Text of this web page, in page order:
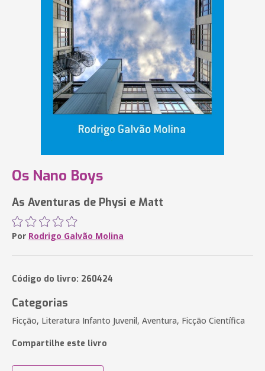
Os Nano Boys
As Aventuras de Physi e Matt
Por Rodrigo Galvão Molina
Código do livro: 260424
Categorias
Ficção, Literatura Infanto Juvenil, Aventura, Ficção Científica
Compartilhe este livro